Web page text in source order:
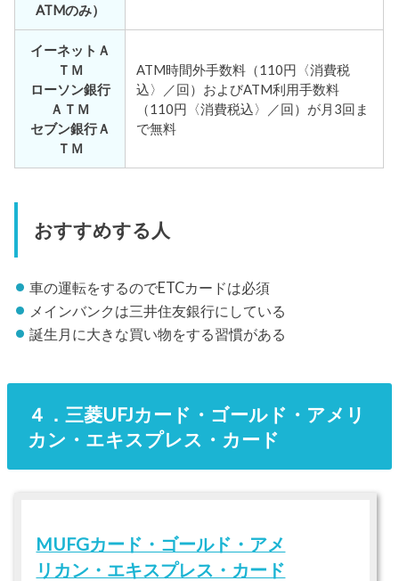
ATMのみ）
イーネットＡ
ＴＭ
ローソン銀行
ＡＴＭ
セブン銀行Ａ
ＴＭ
ATM時間外手数料（110円〈消費税
込〉／回）およびATM利用手数料
（110円〈消費税込〉／回）が月3回ま
で無料
おすすめする人
車の運転をするのでETCカードは必須
メインバンクは三井住友銀行にしている
誕生月に大きな買い物をする習慣がある
４．三菱UFJカード・ゴールド・アメリ
カン・エキスプレス・カード
MUFGカード・ゴールド・アメ
リカン・エキスプレス・カード